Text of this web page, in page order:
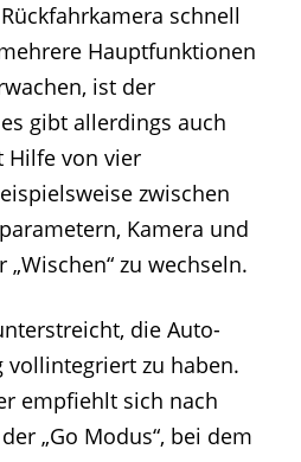
schnell
Hauptfunktionen
ist der
gibt allerdings auch
Hilfe von vier
zwischen
Kamera und
„Wischen“ zu wechseln.
die Auto-
vollintegriert zu haben.
empfiehlt sich nach
„Go Modus“, bei dem